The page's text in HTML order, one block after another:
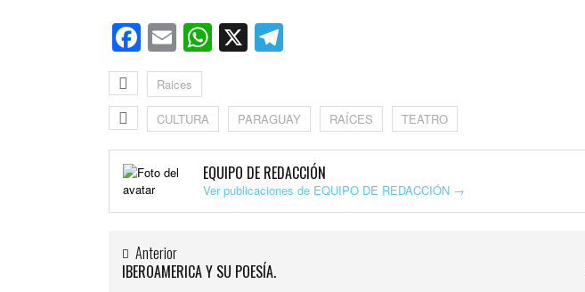
Facebook
EmailWhatsApp
X
Raices
CULTURA PARAGUAY RAÍCES TEATRO
EQUIPO DE REDACCIÓN
Ver publicaciones de EQUIPO DE REDACCIÓN →
Anterior
IBEROAMERICA Y SU POESÍA.